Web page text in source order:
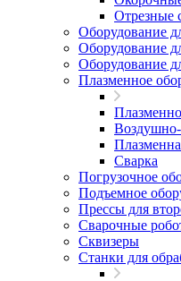
Отрезные
Оборудование
Оборудование
Оборудование
Плазменное
Воздушно-
Сварка
Погрузочное
Подъемное
Прессы для
Сварочные
Сквизеры
Станки для